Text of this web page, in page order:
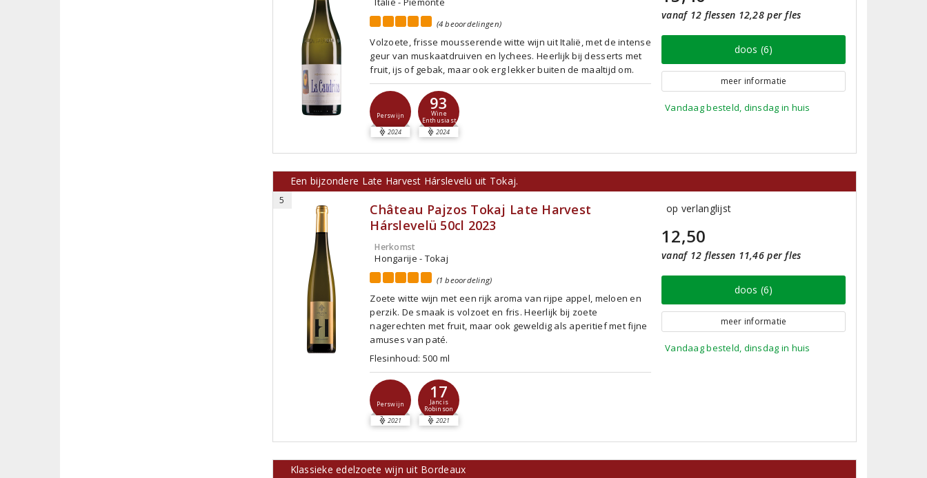
(4 beoordelingen)
Volzoete, frisse mousserende witte wijn uit Italië, met de intense
geur van muskaatdruiven en lychees. Heerlijk bij desserts met
fruit, ijs of gebak, maar ook erg lekker buiten de maaltijd om.
Perswijn
2024
93
Wine
Enthusiast
2024
vanaf 12 flessen 12,28 per fles
doos (6)
meer informatie
Vandaag besteld, dinsdag in huis
Een bijzondere Late Harvest Hárslevelü uit Tokaj.
5
Château Pajzos Tokaj Late Harvest
Hárslevelü 50cl 2023
Herkomst
Hongarije - Tokaj
(1 beoordeling)
Zoete witte wijn met een rijk aroma van rijpe appel, meloen en
perzik. De smaak is volzoet en fris. Heerlijk bij zoete
nagerechten met fruit, maar ook geweldig als aperitief met fijne
amuses van paté.
Flesinhoud: 500 ml
Perswijn
2021
17
Jancis
Robinson
2021
op verlanglijst
12,50
vanaf 12 flessen 11,46 per fles
doos (6)
meer informatie
Vandaag besteld, dinsdag in huis
Klassieke edelzoete wijn uit Bordeaux